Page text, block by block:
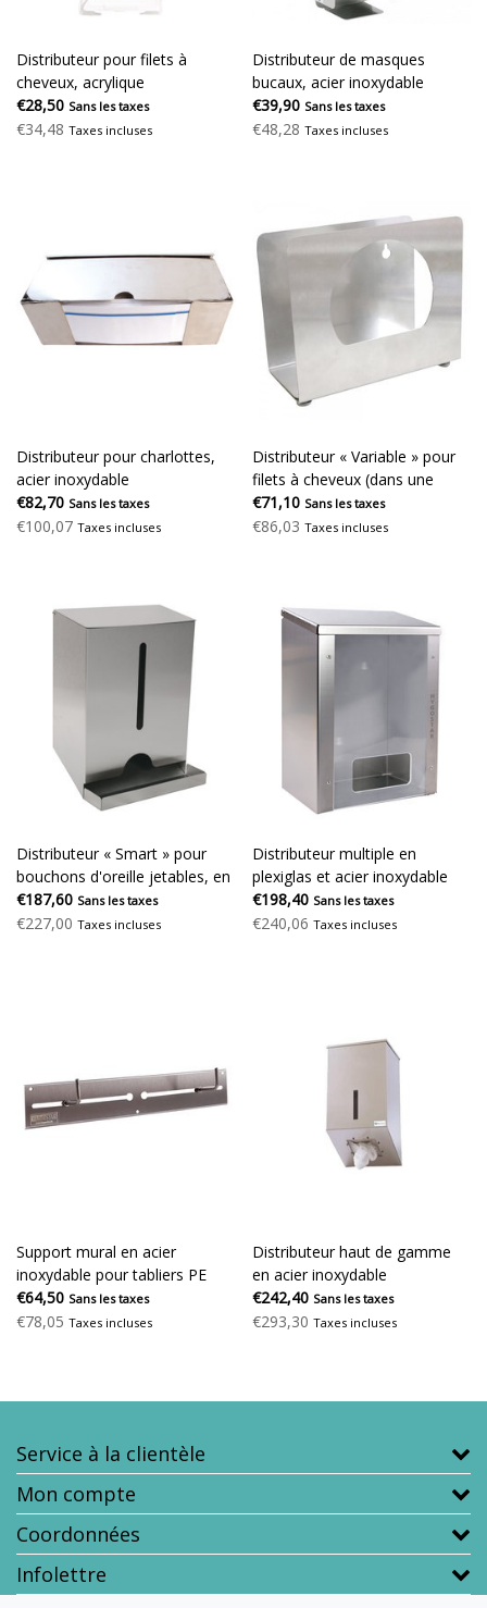
Distributeur pour filets à
cheveux, acrylique
€28,50 Sans les taxes
€34,48 Taxes incluses
Distributeur de masques
bucaux, acier inoxydable
€39,90 Sans les taxes
€48,28 Taxes incluses
Distributeur pour charlottes,
acier inoxydable
€82,70 Sans les taxes
€100,07 Taxes incluses
Distributeur « Variable » pour
filets à cheveux (dans une
boîte), acier inoxydable
€71,10 Sans les taxes
€86,03 Taxes incluses
Distributeur « Smart » pour
bouchons d'oreille jetables, en
acier inoxydable
€187,60 Sans les taxes
€227,00 Taxes incluses
Distributeur multiple en
plexiglas et acier inoxydable
€198,40 Sans les taxes
€240,06 Taxes incluses
Support mural en acier
inoxydable pour tabliers PE
(sur bloc)
€64,50 Sans les taxes
€78,05 Taxes incluses
Distributeur haut de gamme
en acier inoxydable
€242,40 Sans les taxes
€293,30 Taxes incluses
Service à la clientèle
Mon compte
Coordonnées
Infolettre